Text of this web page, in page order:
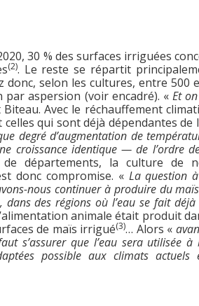
30 % des surfaces irriguées
(2). Le reste se répartit
donc, selon les cultures, entre 500
aspersion (voir encadré). «Et
Avec le réchauffement
qui sont déjà dépendantes de
degré d’augmentation de
croissance identique — de l’ordre
départements, la culture de
donc compromise. «La question
nous continuer à produire du
des régions où l’eau se fait
animale était produit
de maïs irrigué(3)… Alors «
s’assurer que l’eau sera utilisée à
possible aux climats